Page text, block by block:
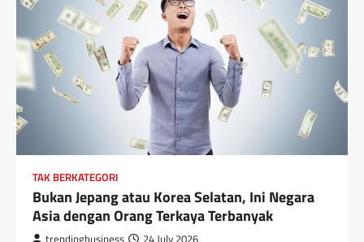
TAK BERKATEGORI
Bukan Jepang atau Korea Selatan, Ini Negara
Asia dengan Orang Terkaya Terbanyak